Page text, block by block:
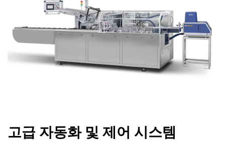
고급 자동화 및 제어 시스템